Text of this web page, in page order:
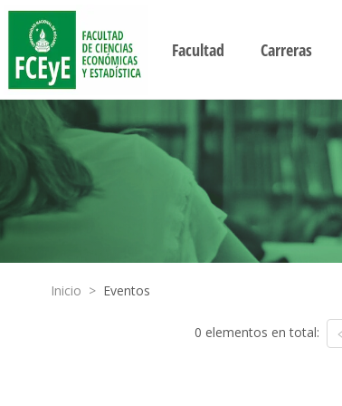
Facultad Carreras
Inicio > Eventos
0 elementos en total: